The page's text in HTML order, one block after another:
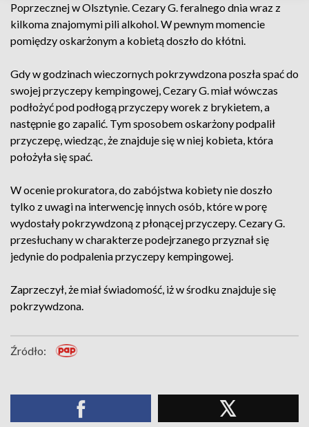
Poprzecznej w Olsztynie. Cezary G. feralnego dnia wraz z
kilkoma znajomymi pili alkohol. W pewnym momencie
pomiędzy oskarżonym a kobietą doszło do kłótni.
Gdy w godzinach wieczornych pokrzywdzona poszła spać do
swojej przyczepy kempingowej, Cezary G. miał wówczas
podłożyć pod podłogą przyczepy worek z brykietem, a
następnie go zapalić. Tym sposobem oskarżony podpalił
przyczepę, wiedząc, że znajduje się w niej kobieta, która
położyła się spać.
W ocenie prokuratora, do zabójstwa kobiety nie doszło
tylko z uwagi na interwencję innych osób, które w porę
wydostały pokrzywdzoną z płonącej przyczepy. Cezary G.
przesłuchany w charakterze podejrzanego przyznał się
jedynie do podpalenia przyczepy kempingowej.
Zaprzeczył, że miał świadomość, iż w środku znajduje się
pokrzywdzona.
Źródło: